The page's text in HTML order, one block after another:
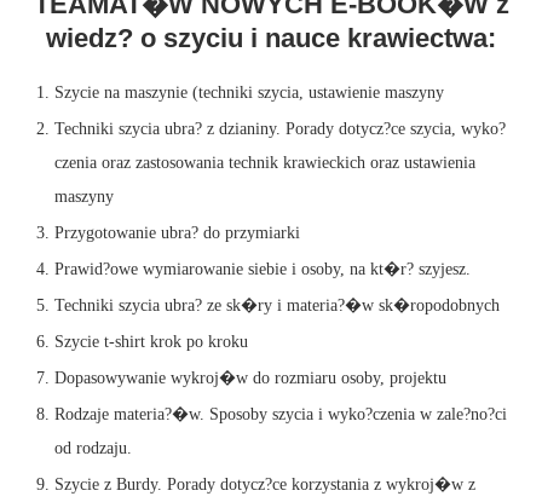
wiedz? o szyciu i nauce krawiectwa:
Szycie na maszynie (techniki szycia, ustawienie maszyny
Techniki szycia ubra? z dzianiny. Porady dotycz?ce szycia, wyko?
czenia oraz zastosowania technik krawieckich oraz ustawienia
maszyny
Przygotowanie ubra? do przymiarki
Prawid?owe wymiarowanie siebie i osoby, na kt�r? szyjesz.
Techniki szycia ubra? ze sk�ry i materia?�w sk�ropodobnych
Szycie t-shirt krok po kroku
Dopasowywanie wykroj�w do rozmiaru osoby, projektu
Rodzaje materia?�w. Sposoby szycia i wyko?czenia w zale?no?ci
od rodzaju.
Szycie z Burdy. Porady dotycz?ce korzystania z wykroj�w z